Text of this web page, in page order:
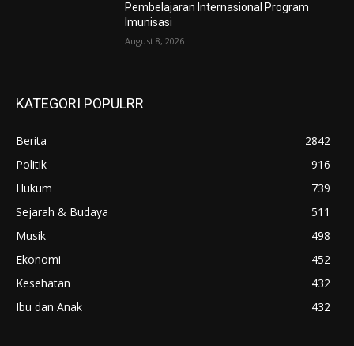
Pembelajaran Internasional Program
Imunisasi
August 8, 2026
KATEGORI POPULRR
Berita
2842
Politik
916
Hukum
739
Sejarah & Budaya
511
Musik
498
Ekonomi
452
Kesehatan
432
Ibu dan Anak
432